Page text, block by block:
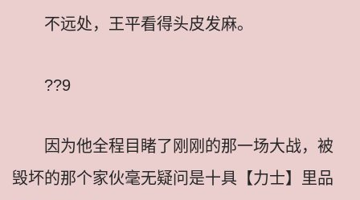
不远处，王平看得头皮发麻。
??9
因为他全程目睹了刚刚的那一场大战，被
毁坏的那个家伙毫无疑问是十具【力士】里品